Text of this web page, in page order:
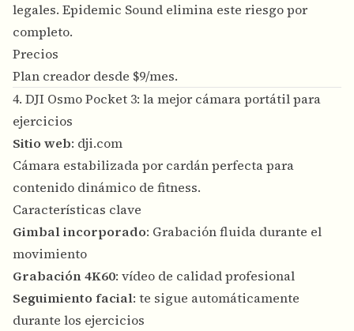
legales. Epidemic Sound elimina este riesgo por
completo.
Precios
Plan creador desde $9/mes.
4. DJI Osmo Pocket 3: la mejor cámara portátil para
ejercicios
Sitio web: dji.com
Cámara estabilizada por cardán perfecta para
contenido dinámico de fitness.
Características clave
Gimbal incorporado: Grabación fluida durante el
movimiento
Grabación 4K60: vídeo de calidad profesional
Seguimiento facial: te sigue automáticamente
durante los ejercicios